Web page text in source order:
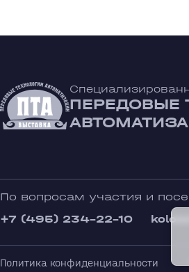
ПЕРЕДОВЫЕ
По вопросам участия и
+7 (495) 234-22-10
Политика конфиденциальности